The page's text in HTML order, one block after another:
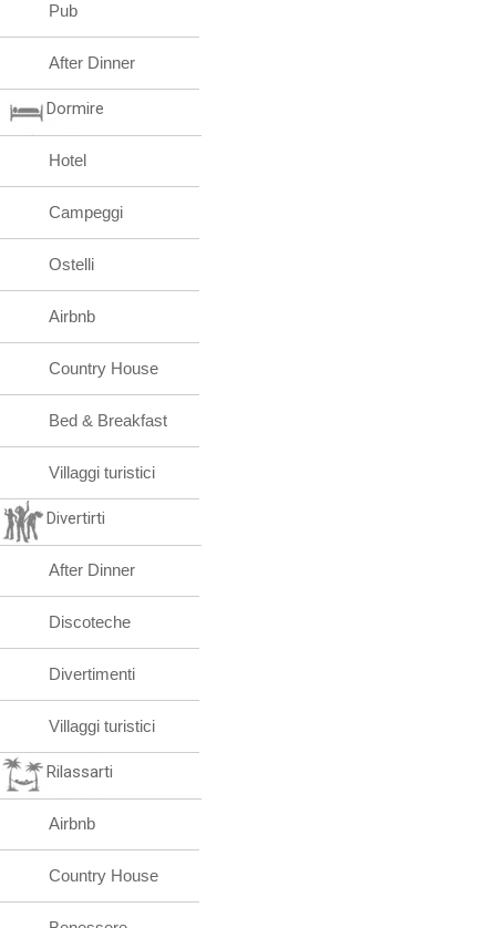
Pub
After Dinner
Dormire
Hotel
Campeggi
Ostelli
Airbnb
Country House
Bed & Breakfast
Villaggi turistici
Divertirti
After Dinner
Discoteche
Divertimenti
Villaggi turistici
Rilassarti
Airbnb
Country House